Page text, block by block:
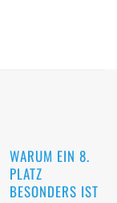
WARUM EIN 8.
PLATZ
BESONDERS IST